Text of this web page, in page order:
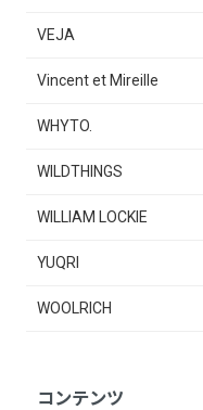
VEJA
Vincent et Mireille
WHYTO.
WILDTHINGS
WILLIAM LOCKIE
YUQRI
WOOLRICH
コンテンツ